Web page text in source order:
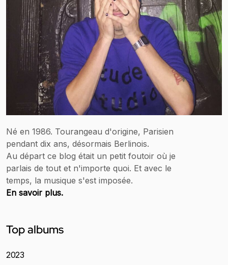
Né en 1986. Tourangeau d'origine, Parisien
pendant dix ans, désormais Berlinois.
Au départ ce blog était un petit foutoir où je
parlais de tout et n'importe quoi. Et avec le
temps, la musique s'est imposée.
En savoir plus.
Top albums
2023